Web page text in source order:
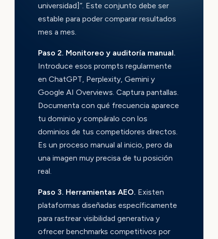
universidad]”. Este conjunto debe ser
estable para poder comparar resultados
mes a mes.
Paso 2. Monitoreo y auditoría manual.
Introduce esos prompts regularmente
en ChatGPT, Perplexity, Gemini y
Google AI Overviews. Captura pantallas.
Documenta con qué frecuencia aparece
tu dominio y compáralo con los
dominios de tus competidores directos.
Es un proceso manual al inicio, pero da
una imagen muy precisa de tu posición
real.
Paso 3. Herramientas AEO. Existen
plataformas diseñadas específicamente
para rastrear visibilidad generativa y
ofrecer benchmarks competitivos por